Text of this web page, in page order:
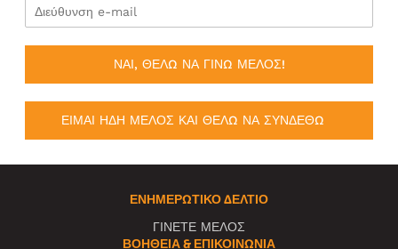
ΝΑΙ, ΘΕΛΩ ΝΑ ΓΙΝΩ ΜΕΛΟΣ!
ΕΙΜΑΙ ΗΔΗ ΜΕΛΟΣ ΚΑΙ ΘΕΛΩ ΝΑ ΣΥΝΔΕΘΩ
ΕΝΗΜΕΡΩΤΙΚΌ ΔΕΛΤΊΟ
ΓΙΝΕΤΕ ΜΕΛΟΣ
ΒΟΉΘΕΙΑ & ΕΠΙΚΟΙΝΩΝΊΑ